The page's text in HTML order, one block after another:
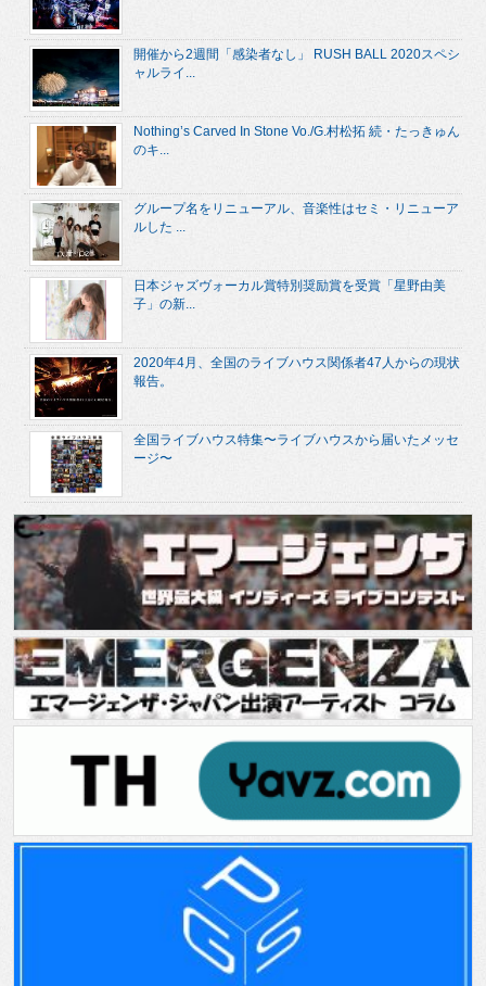
開催から2週間「感染者なし」 RUSH BALL 2020スペシ
ャルライ...
Nothing’s Carved In Stone Vo./G.村松拓 続・たっきゅん
のキ...
グループ名をリニューアル、音楽性はセミ・リニューア
ルした ...
日本ジャズヴォーカル賞特別奨励賞を受賞「星野由美
子」の新...
2020年4月、全国のライブハウス関係者47人からの現状
報告。
全国ライブハウス特集〜ライブハウスから届いたメッセ
ージ〜